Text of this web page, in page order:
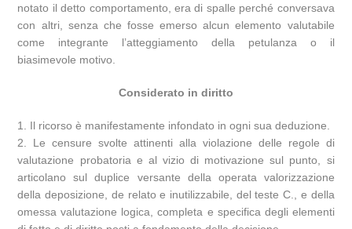
notato il detto comportamento, era di spalle perché conversava
con altri, senza che fosse emerso alcun elemento valutabile
come integrante l’atteggiamento della petulanza o il
biasimevole motivo.
Considerato in diritto
1. Il ricorso è manifestamente infondato in ogni sua deduzione.
2. Le censure svolte attinenti alla violazione delle regole di
valutazione probatoria e al vizio di motivazione sul punto, si
articolano sul duplice versante della operata valorizzazione
della deposizione, de relato e inutilizzabile, del teste C., e della
omessa valutazione logica, completa e specifica degli elementi